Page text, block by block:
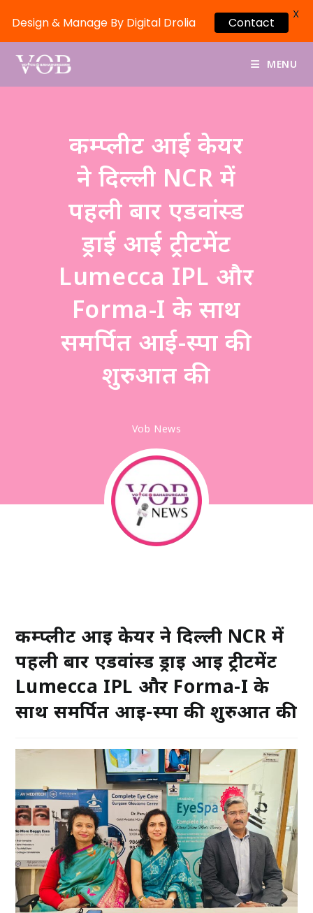
MENU
कम्प्लीट आई केयर
ने दिल्ली NCR में
पहली बार एडवांस्ड
ड्राई आई ट्रीटमेंट
Lumecca IPL और
Forma-I के साथ
समर्पित आई-स्पा की
शुरुआत की
Vob News
कम्प्लीट आई केयर ने दिल्ली NCR में
पहली बार एडवांस्ड ड्राई आई ट्रीटमेंट
Lumecca IPL और Forma-I के
साथ समर्पित आई-स्पा की शुरुआत की
Design & Manage By Digital Drolia Contact
X